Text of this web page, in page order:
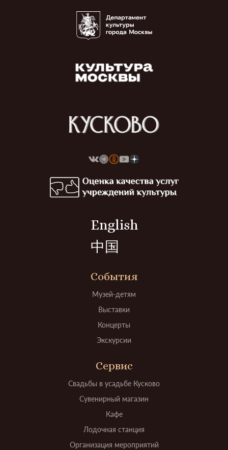
English
中国
События
Музей-детям
Выставки
Концерты
Экскурсии
Сервис
Свадьбы в усадьбе Кусково
Сувенирный магазин
Кафе
Лодочная станция
Организация мероприятий